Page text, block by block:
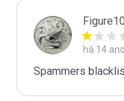
Figure10
há 14
Spammers